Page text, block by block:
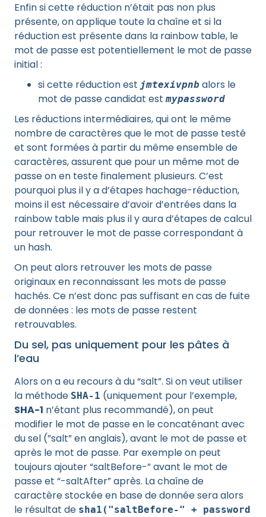
Enfin si cette réduction n’était pas non plus
présente, on applique toute la chaîne et si la
réduction est présente dans la rainbow table, le
mot de passe est potentiellement le mot de passe
initial :
si cette réduction est jmtexivpnb alors le
mot de passe candidat estmypassword
Les réductions intermédiaires, qui ont le même
nombre de caractères que le mot de passe testé
et sont formées à partir du même ensemble de
caractères, assurent que pour un même mot de
passe on en teste finalement plusieurs. C’est
pourquoi plus il y a d’étapes hachage-réduction,
moins il est nécessaire d’avoir d’entrées dans la
rainbow table mais plus il y aura d’étapes de calcul
pour retrouver le mot de passe correspondant à
un hash.
On peut alors retrouver les mots de passe
originaux en reconnaissant les mots de passe
hachés. Ce n’est donc pas suffisant en cas de fuite
de données : les mots de passe restent
retrouvables.
Du sel, pas uniquement pour les pâtes à
l’eau
Alors on a eu recours à du “salt”. Si on veut utiliser
la méthode SHA-1 (uniquement pour l’exemple,
SHA-1 n’étant plus recommandé), on peut
modifier le mot de passe en le concaténant avec
du sel (”salt” en anglais), avant le mot de passe et
après le mot de passe. Par exemple on peut
toujours ajouter “saltBefore-” avant le mot de
passe et “-saltAfter” après. La chaîne de
caractère stockée en base de donnée sera alors
le résultat de sha1("saltBefore-" + password